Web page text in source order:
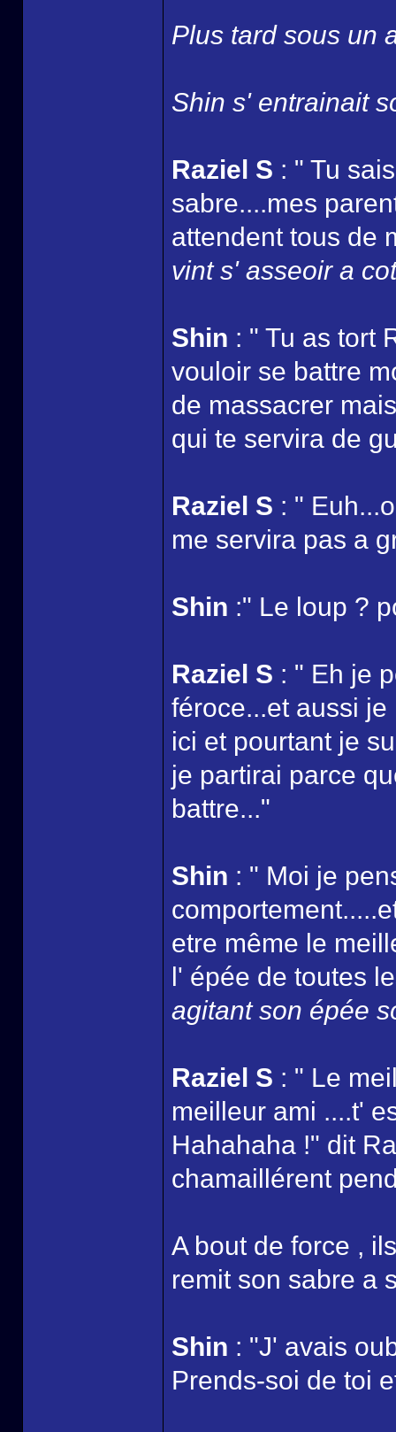
Plus tard sous un
Shin s' entrainait
Raziel S : " Tu
sabre....mes
attendent tous de
vint s' asseoir a
Shin : " Tu as tort
vouloir se battre
de massacrer
qui te servira de
Raziel S : "
me servira pas a
Shin :" Le loup ?
Raziel S : " Eh je
féroce...et aussi
ici et pourtant je
je partirai parce
battre..."
Shin : " Moi je
etre même le
l' épée de toutes
agitant son épée
Raziel S : " Le
meilleur ami ....t'
Hahahaha !" dit
chamaillérent
A bout de force ,
remit son sabre a
Shin : "J' avais
Prends-soi de toi